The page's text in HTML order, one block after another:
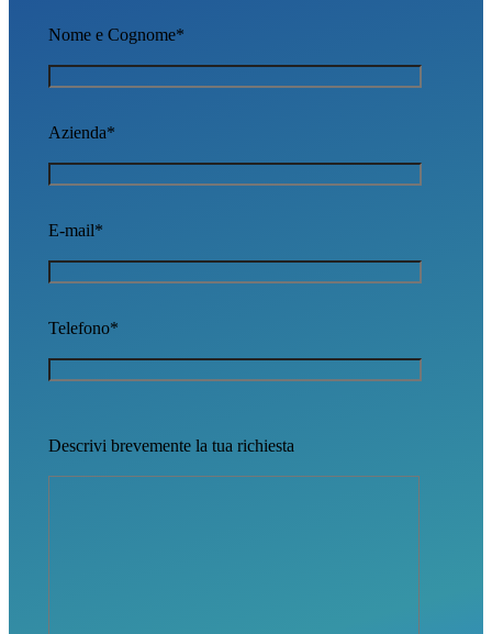
Nome e Cognome*
Azienda*
E-mail*
Telefono*
Descrivi brevemente la tua richiesta